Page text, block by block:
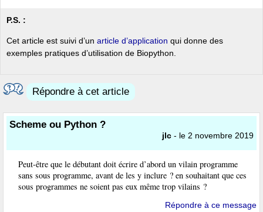
P.S. :
Cet article est suivi d’un article d’application qui donne des
exemples pratiques d’utilisation de Biopython.
Répondre à cet article
Scheme ou Python ?
jlc - le 2 novembre 2019
Peut-être que le débutant doit écrire d’abord un vilain programme
sans sous programme, avant de les y inclure ? en souhaitant que ces
sous programmes ne soient pas eux même trop vilains ?
Répondre à ce message